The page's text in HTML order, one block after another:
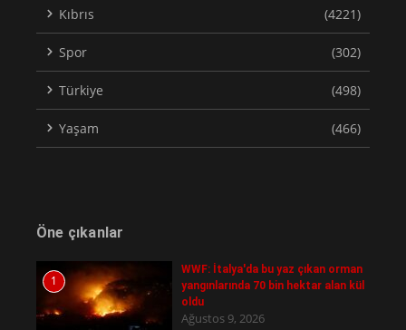
Kıbrıs (4221)
Spor (302)
Türkiye (498)
Yaşam (466)
Öne çıkanlar
1
WWF: İtalya'da bu yaz çıkan orman
yangınlarında 70 bin hektar alan kül
oldu
Ağustos 9, 2026